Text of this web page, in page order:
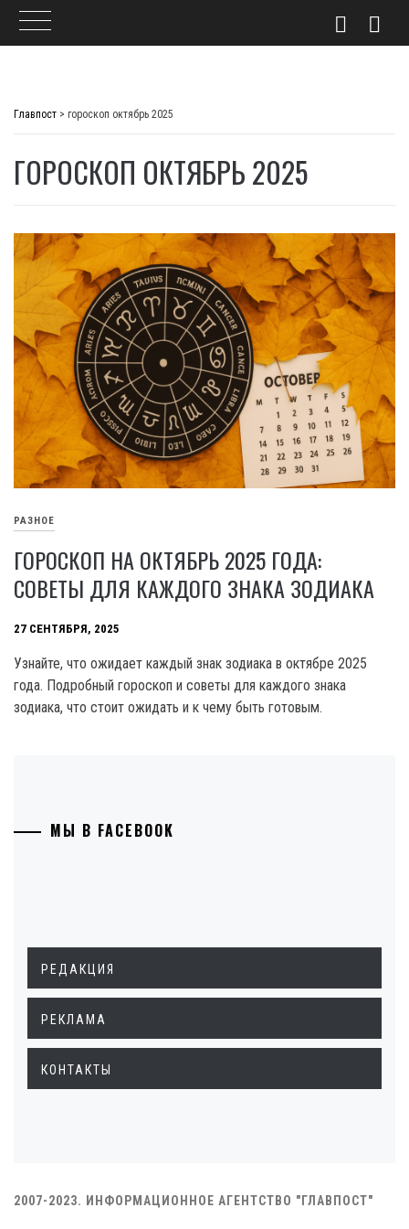
Главпост > гороскоп октябрь 2025
ГОРОСКОП ОКТЯБРЬ 2025
РАЗНОЕ
ГОРОСКОП НА ОКТЯБРЬ 2025 ГОДА:
СОВЕТЫ ДЛЯ КАЖДОГО ЗНАКА ЗОДИАКА
27 СЕНТЯБРЯ, 2025
Узнайте, что ожидает каждый знак зодиака в октябре 2025
года. Подробный гороскоп и советы для каждого знака
зодиака, что стоит ожидать и к чему быть готовым.
МЫ В FACEBOOK
РЕДАКЦИЯ
РЕКЛАМА
КОНТАКТЫ
2007-2023. ИНФОРМАЦИОННОЕ АГЕНТСТВО "ГЛАВПОСТ"